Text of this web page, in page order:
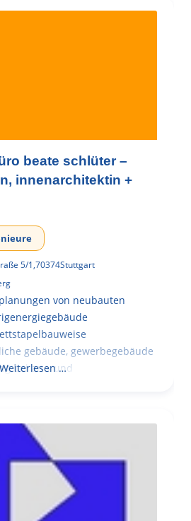
beate schlüter –
innenarchitektin +
5/1,70374Stuttgart
von neubauten
gebäude, gewerbegebäude
bei an – und
Weiterlesen …